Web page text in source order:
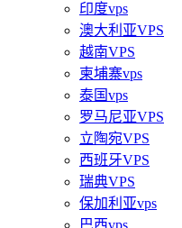
印度vps
澳大利亚VPS
越南VPS
柬埔寨vps
泰国vps
罗马尼亚VPS
立陶宛VPS
西班牙VPS
瑞典VPS
保加利亚vps
巴西vps